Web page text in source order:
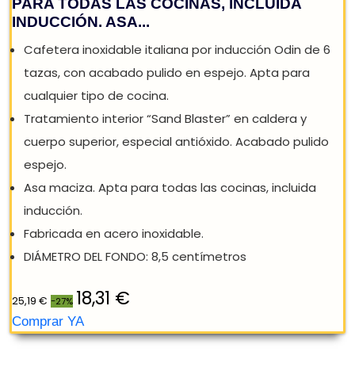
REBAJA: -27%